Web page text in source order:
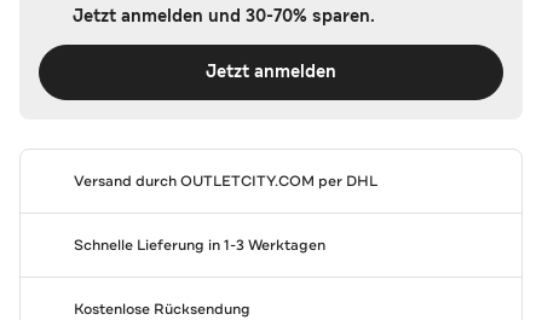
Jetzt anmelden und 30-70% sparen.
Jetzt anmelden
Versand durchOUTLETCITY.COM per DHL
Schnelle Lieferung in 1-3 Werktagen
Kostenlose Rücksendung